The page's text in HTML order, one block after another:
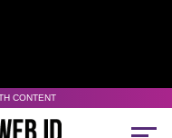
CONTENT